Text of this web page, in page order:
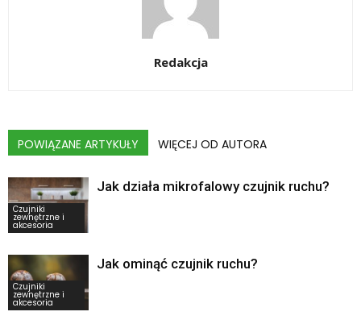
Redakcja
POWIĄZANE ARTYKUŁY WIĘCEJ OD AUTORA
Czujniki
zewnętrzne i
akcesoria
Jak działa mikrofalowy czujnik ruchu?
Czujniki
zewnętrzne i
akcesoria
Jak ominąć czujnik ruchu?